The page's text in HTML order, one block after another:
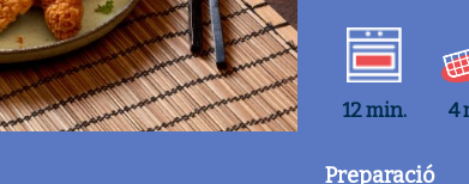
12 min. 4
Preparació